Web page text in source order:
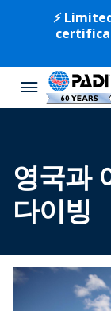
⚡️
영국과
다이빙